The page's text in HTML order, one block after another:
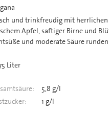
und trinkfreudig mit herrlichen
Apfel, saftiger Birne und
und moderate Säure
Liter
5,8 g/l
1 g/l